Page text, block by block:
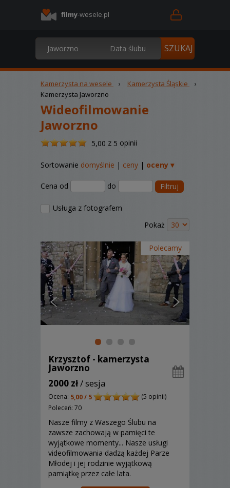
filmy-wesele.pl
Kamerzysta na wesele › Kamerzysta Śląskie
›
Kamerzysta Jaworzno
Wideofilmowanie
Jaworzno
5,00 /z 5 opinii
Sortowanie domyślnie | ceny | oceny ▾
Cena od do Filtruj
Usługa z fotografem
Pokaż
Polecamy
Krzysztof - kamerzysta
Jaworzno
2000 zł/ sesja
Ocena: 5,00 / 5
(5 opinii)
Poleceń: 70
Nasze filmy z Waszego Ślubu na
zawsze zachowają w pamięci te
wyjątkowe momenty... Nasze usługi
videofilmowania dadzą każdej Parze
Młodej i jej rodzinie wyjątkową
pamiątkę przez całe lata.